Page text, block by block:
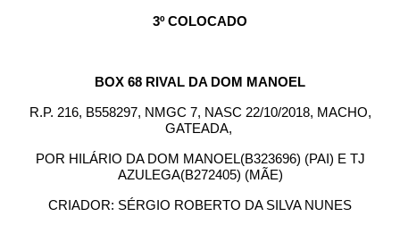
3º COLOCADO
BOX 68 RIVAL DA DOM MANOEL
R.P. 216, B558297, NMGC 7, NASC 22/10/2018, MACHO,
GATEADA,
POR HILÁRIO DA DOM MANOEL(B323696) (PAI) E TJ
AZULEGA(B272405) (MÃE)
CRIADOR: SÉRGIO ROBERTO DA SILVA NUNES